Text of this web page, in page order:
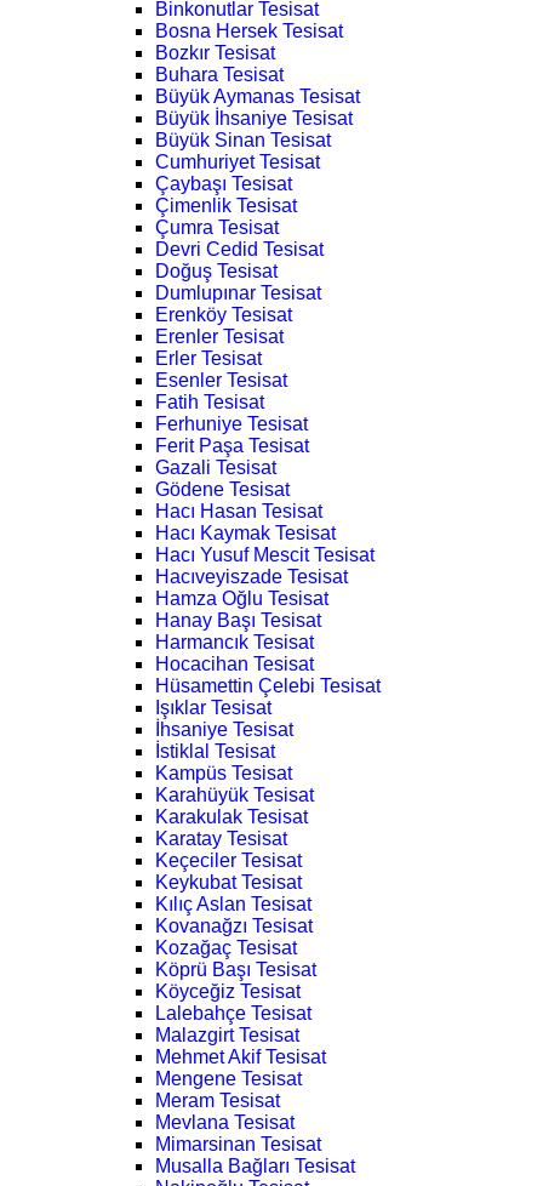
Binkonutlar Tesisat
Bosna Hersek Tesisat
Bozkır Tesisat
Buhara Tesisat
Büyük Aymanas Tesisat
Büyük İhsaniye Tesisat
Büyük Sinan Tesisat
Cumhuriyet Tesisat
Çaybaşı Tesisat
Çimenlik Tesisat
Çumra Tesisat
Devri Cedid Tesisat
Doğuş Tesisat
Dumlupınar Tesisat
Erenköy Tesisat
Erenler Tesisat
Erler Tesisat
Esenler Tesisat
Fatih Tesisat
Ferhuniye Tesisat
Ferit Paşa Tesisat
Gazali Tesisat
Gödene Tesisat
Hacı Hasan Tesisat
Hacı Kaymak Tesisat
Hacı Yusuf Mescit Tesisat
Hacıveyiszade Tesisat
Hamza Oğlu Tesisat
Hanay Başı Tesisat
Harmancık Tesisat
Hocacihan Tesisat
Hüsamettin Çelebi Tesisat
Işıklar Tesisat
İhsaniye Tesisat
İstiklal Tesisat
Kampüs Tesisat
Karahüyük Tesisat
Karakulak Tesisat
Karatay Tesisat
Keçeciler Tesisat
Keykubat Tesisat
Kılıç Aslan Tesisat
Kovanağzı Tesisat
Kozağaç Tesisat
Köprü Başı Tesisat
Köyceğiz Tesisat
Lalebahçe Tesisat
Malazgirt Tesisat
Mehmet Akif Tesisat
Mengene Tesisat
Meram Tesisat
Mevlana Tesisat
Mimarsinan Tesisat
Musalla Bağları Tesisat